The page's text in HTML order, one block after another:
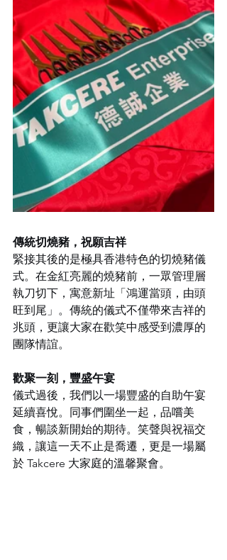
傳統切燒豬，祝願吉祥
緊接其後的是極具香港特色的切燒豬儀
式。在金紅亮麗的燒豬前，一眾管理層
執刀切下，寓意新址「鴻運當頭，由頭
旺到尾」。傳統的儀式不僅帶來吉祥的
兆頭，更讓大家在歡笑中感受到濃厚的
團隊情誼。
歡聚一刻，豐盛午宴
儀式過後，我們以一場豐盛的自助午宴
延續喜悅。同事們圍坐一起，品嚐美
食，暢談新開始的期待。笑聲與祝福交
織，讓這一天不止是喬遷，更是一場屬
於 Takcere 大家庭的溫馨聚會。